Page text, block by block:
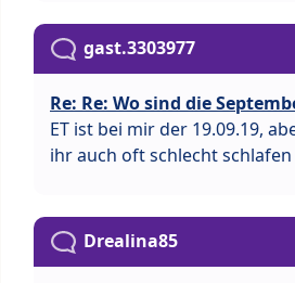
gast.3303977
Re: Re: Wo sind die
ET ist bei mir der 19.09.19,
ihr auch oft schlecht
Drealina85